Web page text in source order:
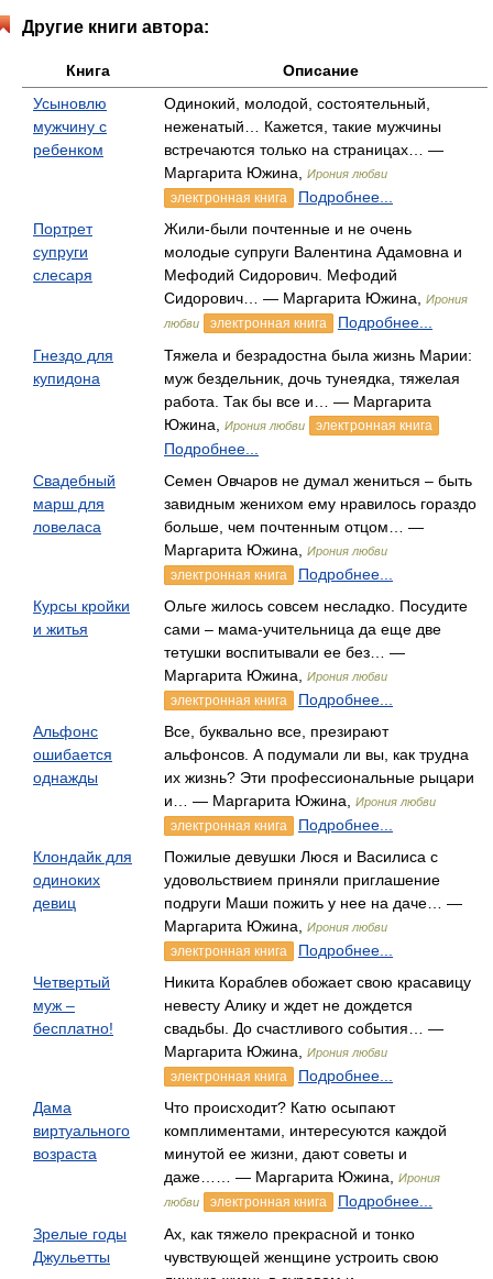
Другие книги автора:
Книга
Описание
Усыновлю
мужчину с
ребенком
Одинокий, молодой, состоятельный,
неженатый… Кажется, такие мужчины
встречаются только на страницах… —
Маргарита Южина,
Ирония любви
электронная книга
Подробнее...
Портрет
супруги
слесаря
Жили-были почтенные и не очень
молодые супруги Валентина Адамовна и
Мефодий Сидорович. Мефодий
Сидорович… — Маргарита Южина,
Ирония
любви
электронная книга
Подробнее...
Гнездо для
купидона
Тяжела и безрадостна была жизнь Марии:
муж бездельник, дочь тунеядка, тяжелая
работа. Так бы все и… — Маргарита
Южина,
Ирония любви электронная книга
Подробнее...
Свадебный
марш для
ловеласа
Семен Овчаров не думал жениться – быть
завидным женихом ему нравилось гораздо
больше, чем почтенным отцом… —
Маргарита Южина,
Ирония любви
электронная книга
Подробнее...
Курсы кройки
и житья
Ольге жилось совсем несладко. Посудите
сами – мама-учительница да еще две
тетушки воспитывали ее без… —
Маргарита Южина,
Ирония любви
электронная книга
Подробнее...
Альфонс
ошибается
однажды
Все, буквально все, презирают
альфонсов. А подумали ли вы, как трудна
их жизнь? Эти профессиональные рыцари
и… — Маргарита Южина,
Ирония любви
электронная книга
Подробнее...
Клондайк для
одиноких
девиц
Пожилые девушки Люся и Василиса с
удовольствием приняли приглашение
подруги Маши пожить у нее на даче… —
Маргарита Южина,
Ирония любви
электронная книга
Подробнее...
Четвертый
муж –
бесплатно!
Никита Кораблев обожает свою красавицу
невесту Алику и ждет не дождется
свадьбы. До счастливого события… —
Маргарита Южина,
Ирония любви
электронная книга
Подробнее...
Дама
виртуального
возраста
Что происходит? Катю осыпают
комплиментами, интересуются каждой
минутой ее жизни, дают советы и
даже…… — Маргарита Южина,
Ирония
любви
электронная книга
Подробнее...
Зрелые годы
Джульетты
Ах, как тяжело прекрасной и тонко
чувствующей женщине устроить свою